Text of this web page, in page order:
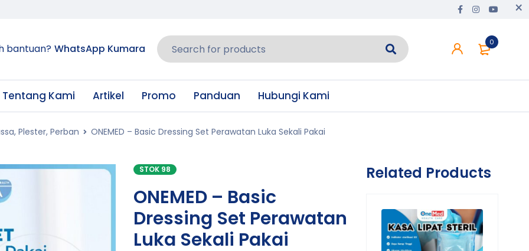
0
bantuan? WhatsApp Kumara
Tentang Kami Artikel Promo Panduan Hubungi Kami
Plester, Perban ONEMED – Basic Dressing Set Perawatan Luka Sekali Pakai
STOK 98
ONEMED – Basic
Dressing Set Perawatan
Luka Sekali Pakai
Related Products